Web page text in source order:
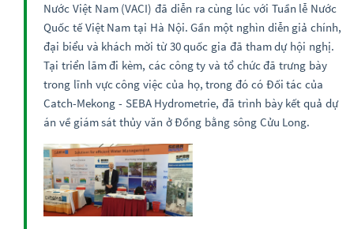
Nước Việt Nam (VACI) đã diễn ra cùng lúc với Tuần lễ Nước
Quốc tế Việt Nam tại Hà Nội. Gần một nghìn diễn giả chính,
đại biểu và khách mời từ 30 quốc gia đã tham dự hội nghị.
Tại triển lãm đi kèm, các công ty và tổ chức đã trưng bày
trong lĩnh vực công việc của họ, trong đó có Đối tác của
Catch-Mekong - SEBA Hydrometrie, đã trình bày kết quả dự
án về giám sát thủy văn ở Đồng bằng sông Cửu Long.